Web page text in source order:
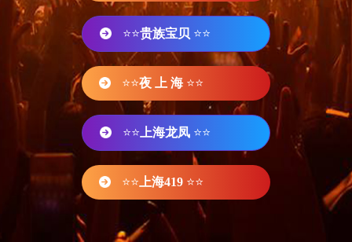
⭐⭐贵族宝贝 ⭐⭐
⭐⭐夜 上 海 ⭐⭐
⭐⭐ 上海龙凤 ⭐⭐
⭐⭐ 上海419 ⭐⭐